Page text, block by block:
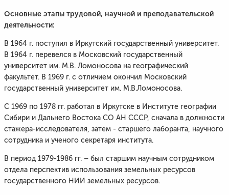
Основные этапы трудовой, научной и преподавательской
деятельности:
В 1964 г. поступил в Иркутский государственный университет.
В 1964 г. перевелся в Московский государственный
университет им. М.В. Ломоносова на географический
факультет. В 1969 г. с отличием окончил Московский
государственный университет им. М.В.Ломоносова.
С 1969 по 1978 гг. работал в Иркутске в Институте географии
Сибири и Дальнего Востока СО АН СССР, сначала в должности
стажера-исследователя, затем - старшего лаборанта, научного
сотрудника и ученого секретаря института.
В период 1979-1986 гг. – был старшим научным сотрудником
отдела перспектив использования земельных ресурсов
государственного НИИ земельных ресурсов.